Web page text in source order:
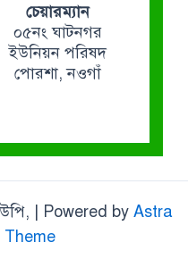
চেয়ারম্যান
০৫নং ঘাটনগর
ইউনিয়ন পরিষদ
পোরশা, নওগাঁ
| Powered by Astra
Theme